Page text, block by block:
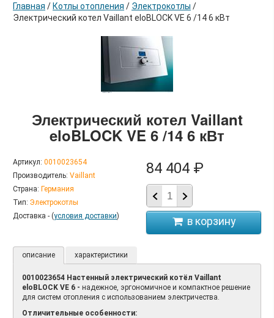
Главная / Котлы отопления / Электрокотлы /
Электрический котел Vaillant eloBLOCK VE 6 /14 6 кВт
Электрический котел Vaillant
eloBLOCK VE 6 /14 6 кВт
Артикул: 0010023654
Производитель: Vaillant
Страна: Германия
Тип: Электрокотлы
Доставка - (условия доставки)
84 404 ₽
в корзину
описание характеристики
0010023654 Настенный электрический котёл Vaillant
eloBLOCK VE 6 - надежное, эргономичное и компактное решение
для систем отопления с использованием электричества.
Отличительные особенности: